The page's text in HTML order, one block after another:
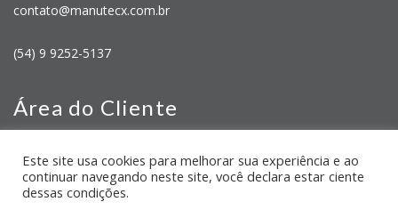
contato@manutecx.com.br
(54) 9 9252-5137
Área do Cliente
Minha Conta
Meus Pedidos
Este site usa cookies para melhorar sua experiência e ao
continuar navegando neste site, você declara estar ciente
dessas condições.